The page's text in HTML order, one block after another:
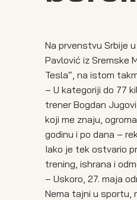
Na prvenstvu Srbije
Pavlović iz Sremske
Tesla“, na istom
– U kategoriji do 77
trener Bogdan
koji me znaju,
godinu i po dana –
Iako je tek ostvario
trening, ishrana i
– Uskoro, 27. maja
Nema tajni u sportu,